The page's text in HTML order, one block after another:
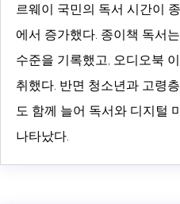
르웨이 국민의 독서 시간이
에서 증가했다. 종이책 독서
수준을 기록했고, 오디오북
취했다. 반면 청소년과 고령
도 함께 늘어 독서와 디지털
나타났다.